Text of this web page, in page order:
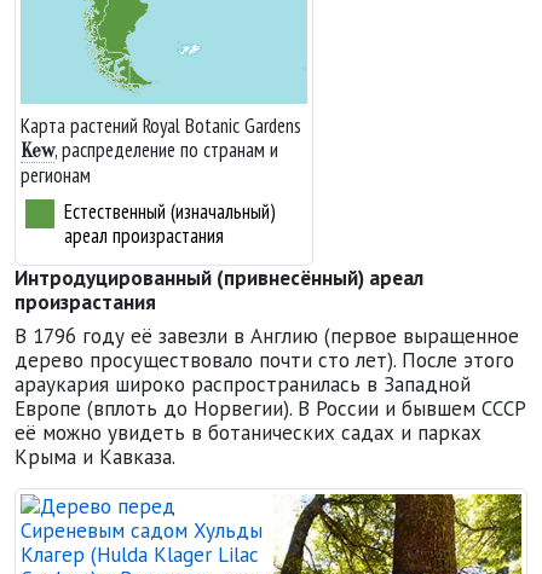
Карта растений Royal Botanic Gardens
Kew, распределение по странам и
регионам
Естественный (изначальный)
ареал произрастания
Интродуцированный (привнесённый) ареал
произрастания
В 1796 году её завезли в Англию (первое выращенное
дерево просуществовало почти сто лет). После этого
араукария широко распространилась в Западной
Европе (вплоть до Норвегии). В России и бывшем СССР
её можно увидеть в ботанических садах и парках
Крыма и Кавказа.